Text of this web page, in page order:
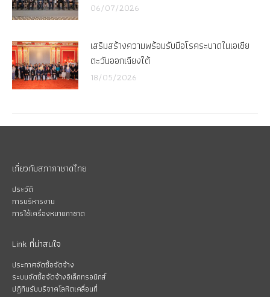
06/07/2026
เสริมสร้างความพร้อมรับมือโรคระบาดในเอเชีย
ตะวันออกเฉียงใต้
18/05/2026
เกี่ยวกับสภากาชาดไทย
ประวัติ
การบริหารงาน
การใช้เครื่องหมายกาชาด
Link ที่น่าสนใจ
ประกาศจัดซื้อจัดจ้าง
ระบบจัดซื้อจัดจ้างอิเล็กทรอนิกส์
ปฏิทินรับบริจาคโลหิตเคลื่อนที่